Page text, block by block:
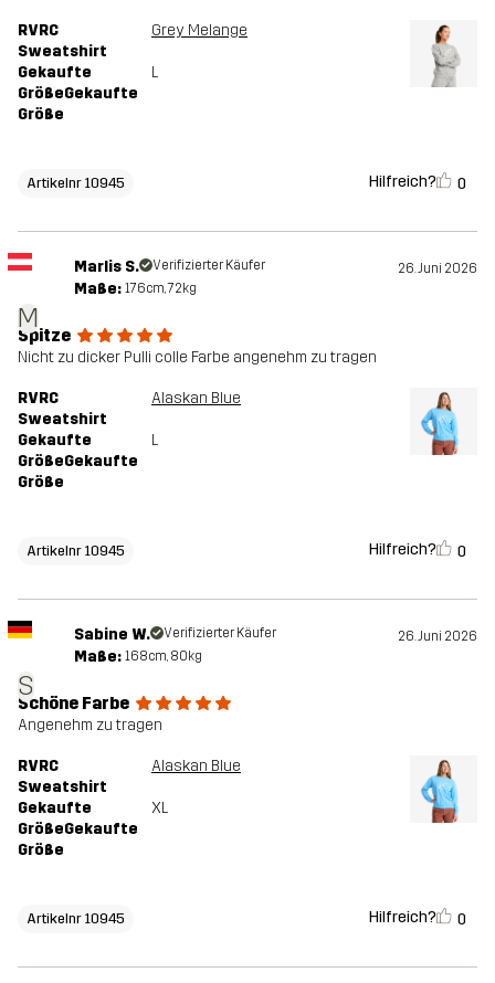
RVRC
Sweatshirt
Grey Melange
Gekaufte
GrößeGekaufte
Größe
L
Artikelnr 10945 Hilfreich? 0
M
Marlis S. Verifizierter Käufer 26. Juni 2026
Maße: 176cm, 72kg
Spitze
Nicht zu dicker Pulli colle Farbe angenehm zu tragen
RVRC
Sweatshirt
Alaskan Blue
Gekaufte
GrößeGekaufte
Größe
L
Artikelnr 10945 Hilfreich? 0
S
Sabine W. Verifizierter Käufer 26. Juni 2026
Maße: 168cm, 80kg
Schöne Farbe
Angenehm zu tragen
RVRC
Sweatshirt
Alaskan Blue
Gekaufte
GrößeGekaufte
Größe
XL
Artikelnr 10945 Hilfreich? 0